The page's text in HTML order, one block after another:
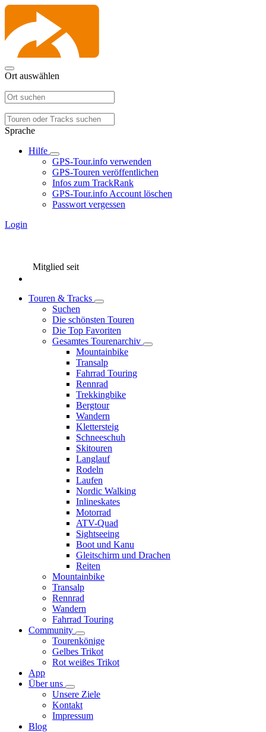
Ort auswählen
Sprache
Hilfe
GPS-Tour.info verwenden
GPS-Touren veröffentlichen
Infos zum TrackRank
GPS-Tour.info Account löschen
Passwort vergessen
Login
Mitglied seit
Touren & Tracks
Suchen
Die schönsten Touren
Die Top Favoriten
Gesamtes Tourenarchiv
Mountainbike
Transalp
Fahrrad Touring
Rennrad
Trekkingbike
Bergtour
Wandern
Klettersteig
Schneeschuh
Skitouren
Langlauf
Rodeln
Laufen
Nordic Walking
Inlineskates
Motorrad
ATV-Quad
Sightseeing
Boot und Kanu
Gleitschirm und Drachen
Reiten
Mountainbike
Transalp
Rennrad
Wandern
Fahrrad Touring
Community
Tourenkönige
Gelbes Trikot
Rot weißes Trikot
App
Über uns
Unsere Ziele
Kontakt
Impressum
Blog